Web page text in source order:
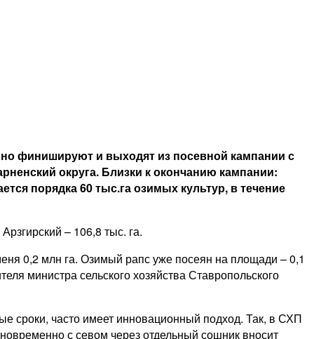
финишируют и выходят из посевной кампании с
округа. Близки к окончанию кампании:
порядка 60 тыс.га озимых культур, в течение
– 106,8 тыс. га.
0,2 млн га. Озимый рапс уже посеян на площади – 0,1
министра сельского хозяйства Ставропольского
сроки, часто имеет инновационный подход. Так, в СХП
с севом через отдельный сошник вносит